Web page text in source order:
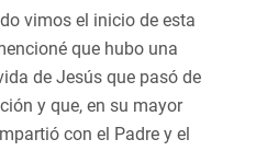
vimos el inicio de esta
que hubo una
de Jesús que pasó de
y que, en su mayor
con el Padre y el